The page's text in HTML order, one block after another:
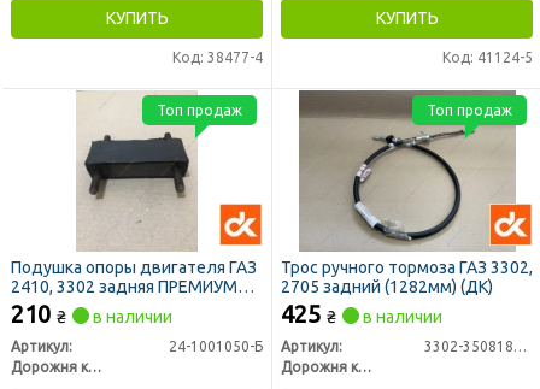
КУПИТЬ
Код: 38477-4
КУПИТЬ
Код: 41124-5
Подушка опоры двигателя ГАЗ
2410, 3302 задняя ПРЕМИУМ
(ДК)
210 ₴ в наличии
Артикул:
24-1001050-Б
Дорожня карта
Топ продаж
Трос ручного тормоза ГАЗ 3302,
2705 задний (1282мм) (ДК)
425 ₴ в наличии
Артикул:
3302-3508180-03
Дорожня карта
Топ продаж